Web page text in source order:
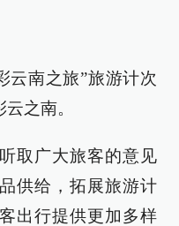
云南之旅”旅游计次
之南。
取广大旅客的意见
供给，拓展旅游计
出行提供更加多样